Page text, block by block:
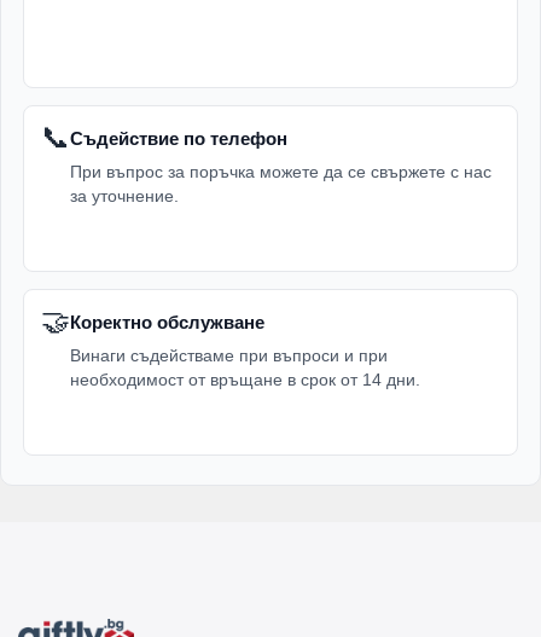
📞Съдействие по телефон
При въпрос за поръчка можете да се свържете с нас
за уточнение.
🤝Коректно обслужване
Винаги съдействаме при въпроси и при
необходимост от връщане в срок от 14 дни.